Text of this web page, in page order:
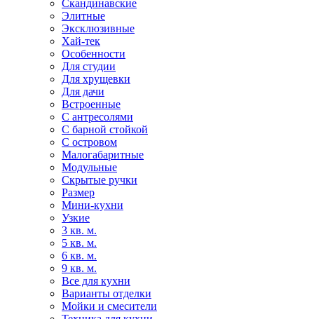
Скандинавские
Элитные
Эксклюзивные
Хай-тек
Особенности
Для студии
Для хрущевки
Для дачи
Встроенные
С антресолями
С барной стойкой
С островом
Малогабаритные
Модульные
Скрытые ручки
Размер
Мини-кухни
Узкие
3 кв. м.
5 кв. м.
6 кв. м.
9 кв. м.
Все для кухни
Варианты отделки
Мойки и смесители